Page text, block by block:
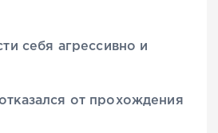
себя агрессивно и
от прохождения